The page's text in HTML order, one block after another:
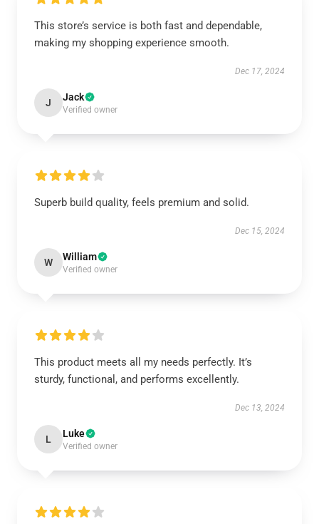
This store’s service is both fast and dependable,
making my shopping experience smooth.
Dec 17, 2024
J Jack
Verified owner
Superb build quality, feels premium and solid.
Dec 15, 2024
W William
Verified owner
This product meets all my needs perfectly. It’s
sturdy, functional, and performs excellently.
Dec 13, 2024
L Luke
Verified owner